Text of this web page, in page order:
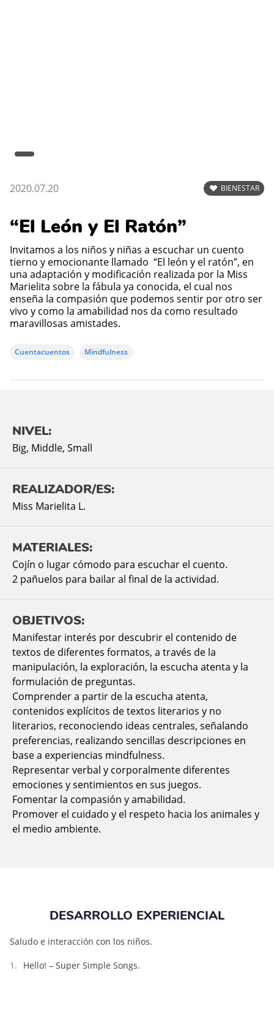
2020.07.20 BIENESTAR
“El León y El Ratón”
Invitamos a los niños y niñas a escuchar un cuento
tierno y emocionante llamado “El león y el ratón”, en
una adaptación y modificación realizada por la Miss
Marielita sobre la fábula ya conocida, el cual nos
enseña la compasión que podemos sentir por otro ser
vivo y como la amabilidad nos da como resultado
maravillosas amistades.
Cuentacuentos Mindfulness
NIVEL:
Big, Middle, Small
REALIZADOR/ES:
Miss Marielita L.
MATERIALES:
Cojín o lugar cómodo para escuchar el cuento.
2 pañuelos para bailar al final de la actividad.
OBJETIVOS:
Manifestar interés por descubrir el contenido de
textos de diferentes formatos, a través de la
manipulación, la exploración, la escucha atenta y la
formulación de preguntas.
Comprender a partir de la escucha atenta,
contenidos explícitos de textos literarios y no
literarios, reconociendo ideas centrales, señalando
preferencias, realizando sencillas descripciones en
base a experiencias mindfulness.
Representar verbal y corporalmente diferentes
emociones y sentimientos en sus juegos.
Fomentar la compasión y amabilidad.
Promover el cuidado y el respeto hacia los animales y
el medio ambiente.
DESARROLLO EXPERIENCIAL
Saludo e interacción con los niños.
Hello! – Super Simple Songs.